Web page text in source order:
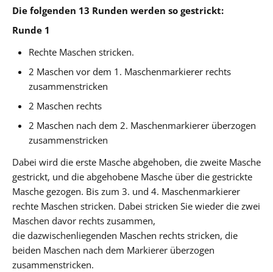
Die folgenden 13 Runden werden so gestrickt:
Runde 1
Rechte Maschen stricken.
2 Maschen vor dem 1. Maschenmarkierer rechts
zusammenstricken
2 Maschen rechts
2 Maschen nach dem 2. Maschenmarkierer überzogen
zusammenstricken
Dabei wird die erste Masche abgehoben, die zweite Masche
gestrickt, und die abgehobene Masche über die gestrickte
Masche gezogen. Bis zum 3. und 4. Maschenmarkierer
rechte Maschen stricken. Dabei stricken Sie wieder die zwei
Maschen davor rechts zusammen,
die dazwischenliegenden Maschen rechts stricken, die
beiden Maschen nach dem Markierer überzogen
zusammenstricken.